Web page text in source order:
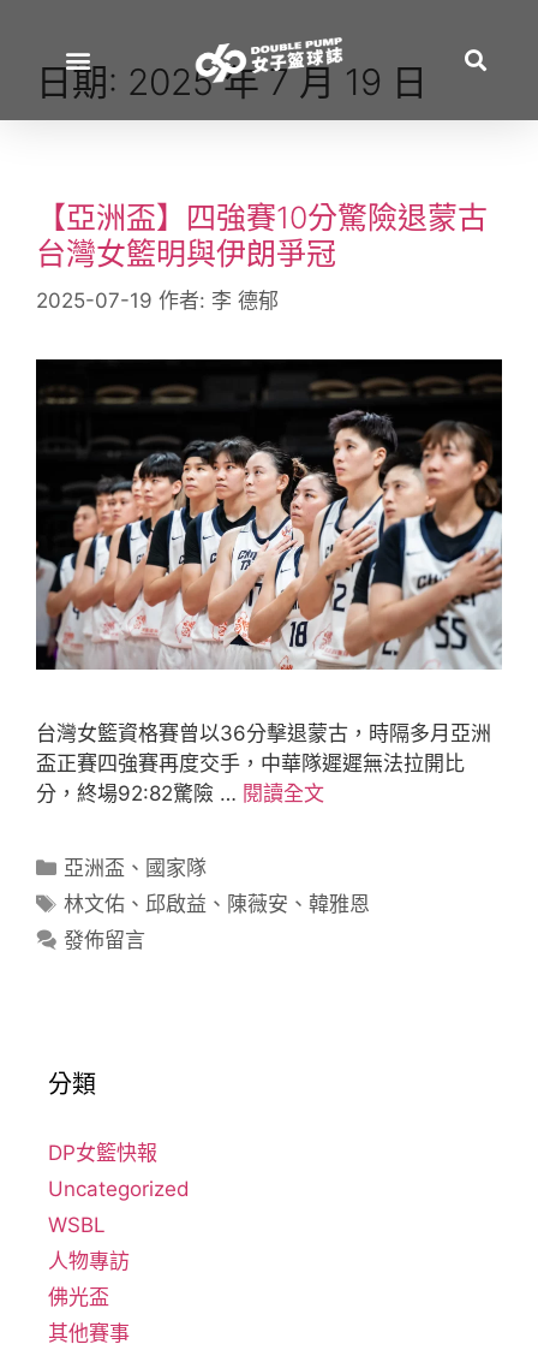
日期: 2025 年 7 月 19 日
【亞洲盃】四強賽10分驚險退蒙古
台灣女籃明與伊朗爭冠
2025-07-19 作者: 李 德郁
台灣女籃資格賽曾以36分擊退蒙古，時隔多月亞洲
盃正賽四強賽再度交手，中華隊遲遲無法拉開比
分，終場92:82驚險 … 閱讀全文
亞洲盃 、 國家隊
林文佑 、邱啟益 、 陳薇安 、韓雅恩
發佈留言
分類
DP女籃快報
Uncategorized
WSBL
人物專訪
佛光盃
其他賽事